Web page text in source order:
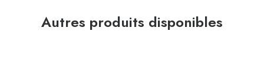
Autres produits disponibles